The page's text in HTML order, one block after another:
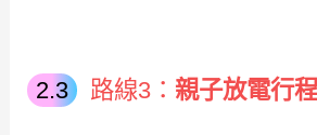
路線3： 親子放電行程